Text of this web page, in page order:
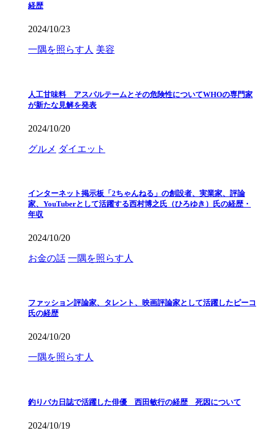
経歴
2024/10/23
一隅を照らす人 美容
人工甘味料 アスパルテームとその危険性についてWHOの専門家
が新たな見解を発表
2024/10/20
グルメ ダイエット
インターネット掲示板「2ちゃんねる」の創設者、実業家、評論
家、YouTuberとして活躍する西村博之氏（ひろゆき）氏の経歴・
年収
2024/10/20
お金の話 一隅を照らす人
ファッション評論家、タレント、映画評論家として活躍したピーコ
氏の経歴
2024/10/20
一隅を照らす人
釣りバカ日誌で活躍した俳優 西田敏行の経歴 死因について
2024/10/19